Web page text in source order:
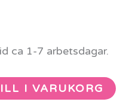
ca 1-7 arbetsdagar.
I VARUKORG